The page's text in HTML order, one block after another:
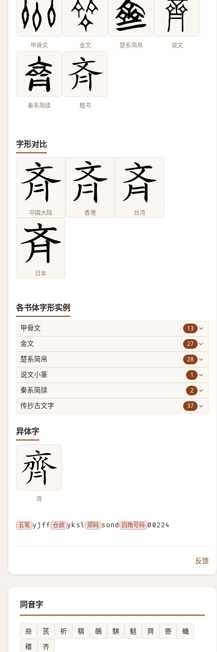
甲骨文 金文 楚系简帛 说文
秦系简牍 楷书
字形对比
中国大陆 香港 台湾
日本
各书体字形实例
甲骨文 13
金文 27
楚系简帛 28
说文小篆 1
秦系简牍 2
传抄古文字 37
异体字
齊
五笔 yjff 仓颉 yksl 郑码 sond 四角号码 00224
反馈
同音字
亝 芪 祈 稘 鵸 騏 鬾 齊 㟢
蟣
䅲
齐